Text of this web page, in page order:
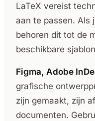
LaTeX vereist
aan te passen. Als
behoren dit tot de
beschikbare
Figma, Adobe
grafische
zijn gemaakt, zijn
documenten.